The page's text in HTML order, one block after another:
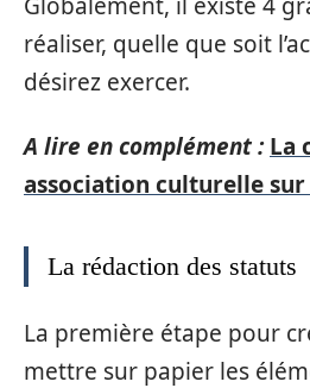
réaliser, quelle que soit
désirez exercer.
A lire en complément : La
association culturelle
La rédaction des statuts
La première étape pour
mettre sur papier les